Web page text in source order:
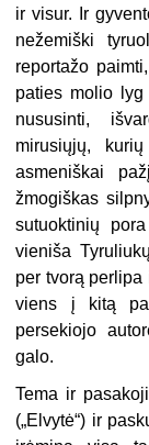
ir visur. Ir
nežemiški
reportažo
paties molio
nususinti,
mirusiųjų,
asmeniškai
žmogiškas
sutuoktinių
vieniša
per tvorą
viens į kitą
persekiojo
galo.
Tema ir
(„Elvytė“) ir